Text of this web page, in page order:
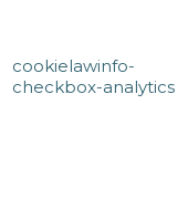
cookielawinfo-
checkbox-analytics